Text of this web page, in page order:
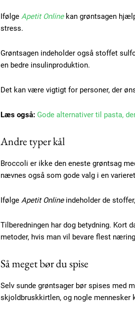
Free limited access
Etiam est nibh, lobortis sit
Praesent euismod ac
Ut mollis pellentesque tortor
Nullam eu erat condimentum
Ifølge Apetit Onlinekan grøntsagen
stress.
Grøntsagen indeholder også stoffet
en bedre insulinproduktion.
Det kan være vigtigt for personer, der
Læs også: Gode alternativer til pasta,
Andre typer kål
Broccoli er ikke den eneste grøntsag
nævnes også som gode valg i en
Ifølge Apetit Onlineindeholder de
Tilberedningen har dog betydning. Kort
metoder, hvis man vil bevare flest
Så meget bør du spise
Selv sunde grøntsager bør spises med
skjoldbruskkirtlen, og nogle mennesker